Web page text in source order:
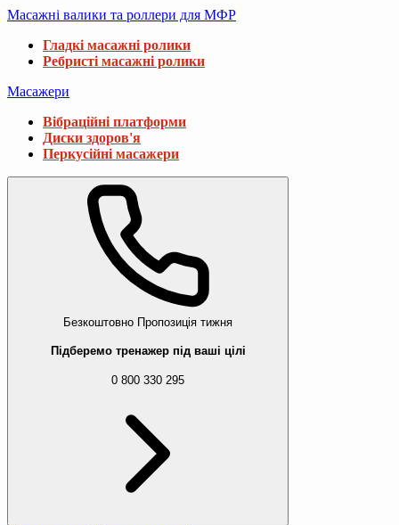
Масажні валики та роллери для МФР
Гладкі масажні ролики
Ребристі масажні ролики
Масажери
Вібраційні платформи
Диски здоров'я
Перкусійні масажери
Безкоштовно Пропозиція тижня
Підберемо тренажер під ваші цілі
0 800 330 295